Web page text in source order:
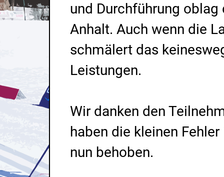
und Durchführung
Anhalt. Auch wenn die
schmälert das
Leistungen.
Wir danken den
haben die kleinen
nun behoben.